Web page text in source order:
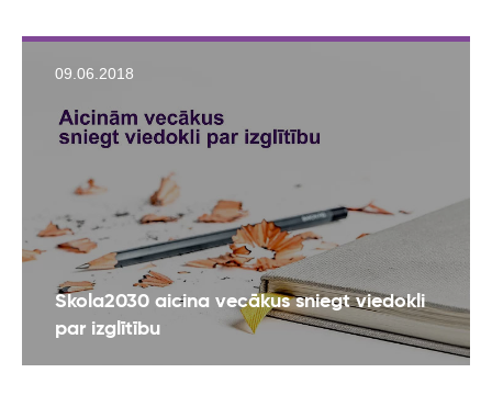
09.06.2018
Skola2030 aicina vecākus sniegt viedokli
par izglītību